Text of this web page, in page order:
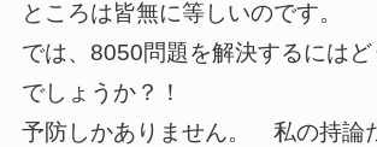
ところは皆無に等しいのです。
では、8050問題を解決するには
でしょうか？！
予防しかありません。 私の持論